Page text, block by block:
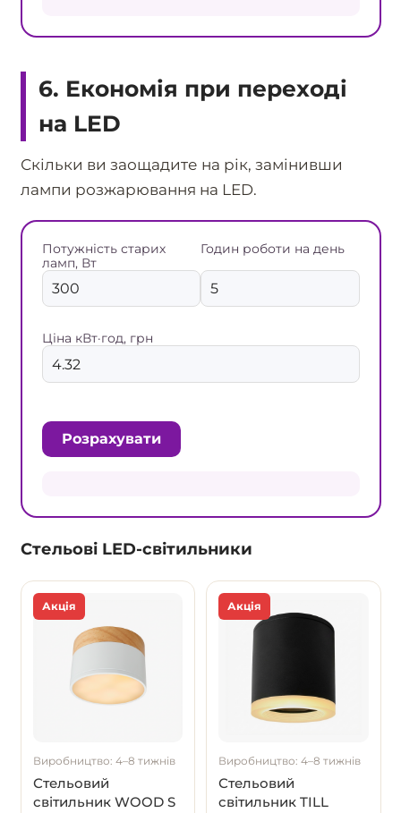
6. Економія при переході
на LED
Скільки ви заощадите на рік, замінивши
лампи розжарювання на LED.
Потужність старих
ламп, Вт
Годин роботи на день
Ціна кВт·год, грн
Розрахувати
Стельові LED-світильники
Акція
Виробництво: 4–8 тижнів
Стельовий
світильник WOOD S
Акція
Виробництво: 4–8 тижнів
Стельовий
світильник TILL